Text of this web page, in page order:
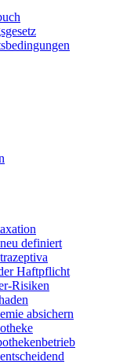
definiert
Haftpflicht
Risiken
absichern